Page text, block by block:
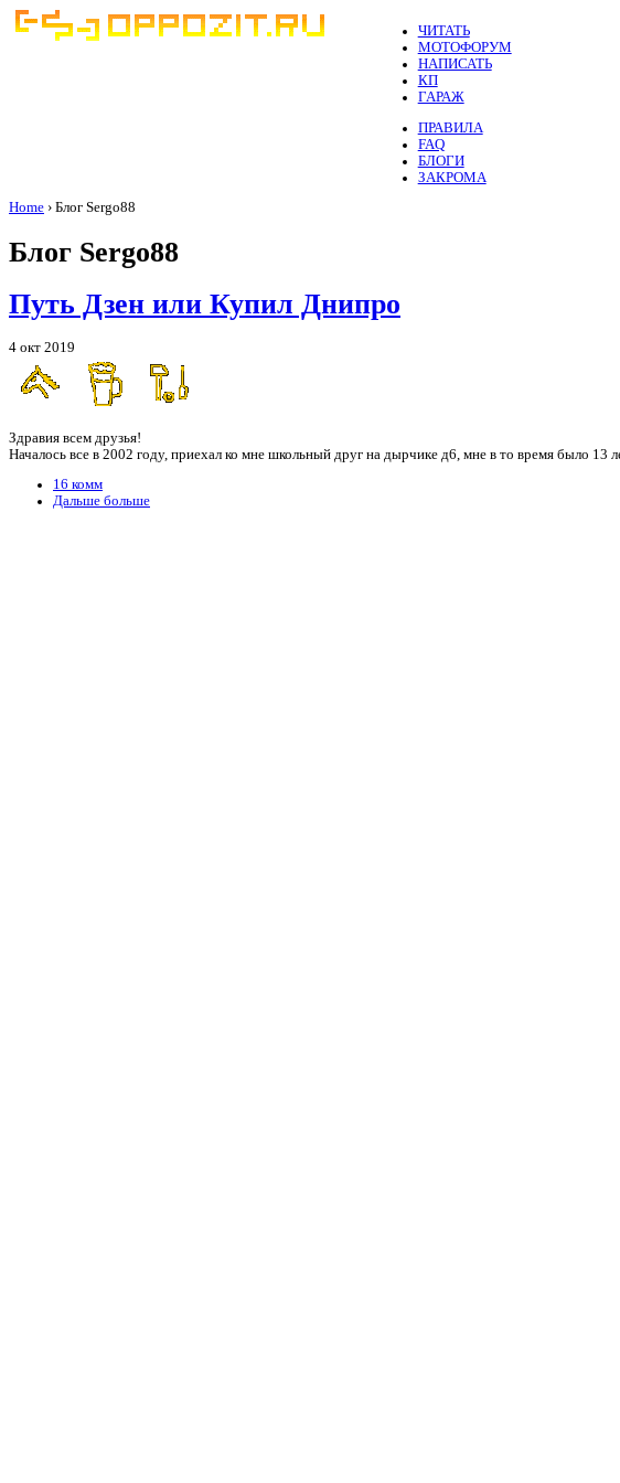
ЧИТАТЬ
МОТОФОРУМ
НАПИСАТЬ
КП
ГАРАЖ
ПРАВИЛА
FAQ
БЛОГИ
ЗАКРОМА
Home › Блог Sergo88
Блог Sergo88
Путь Дзен или Купил Днипро
4 окт 2019
Здравия всем друзья!
Началось все в 2002 году, приехал ко мне школьный друг на дырчике д6, мне в то время было 13
16 комм
Дальше больше